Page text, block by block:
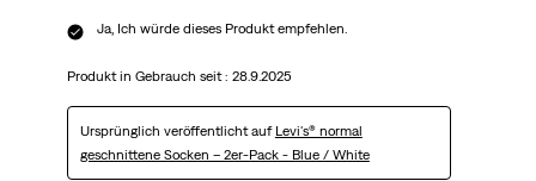
Ja, Ich würde dieses Produkt empfehlen.
Produkt in Gebrauch seit : 28.9.2025
Ursprünglich veröffentlicht auf Levi's® normal
geschnittene Socken – 2er-Pack - Blue / White